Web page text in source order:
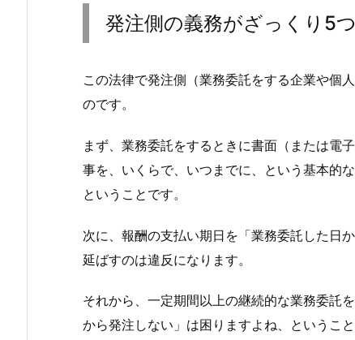
発注側の義務がざっくり5
この法律で発注側（業務委託をする企業や個
のです。
まず、業務委託をするときに書面（または電
事を、いくらで、いつまでに、という基本的
ということです。
次に、報酬の支払い期日を「業務委託した日
延ばすのは違反になります。
それから、一定期間以上の継続的な業務委託
から発注しない」は困りますよね、ということ